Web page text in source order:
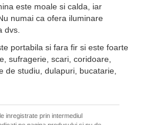
este moale si calda, iar
numai ca ofera iluminare
dvs.
portabila si fara fir si este foarte
sufragerie, scari, coridoare,
de studiu, dulapuri, bucatarie,
inregistrate prin intermediul